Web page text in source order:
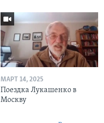
МАРТ 14, 2025
Поездка Лукашенко в
Москву